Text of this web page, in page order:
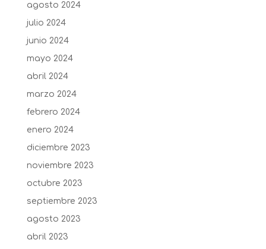
agosto 2024
julio 2024
junio 2024
mayo 2024
abril 2024
marzo 2024
febrero 2024
enero 2024
diciembre 2023
noviembre 2023
octubre 2023
septiembre 2023
agosto 2023
abril 2023